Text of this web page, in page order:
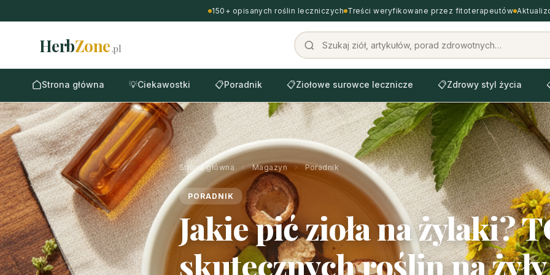
150+ opisanych roślin leczniczych Treści weryfikowane przez fitoterapeutów
HerbZone.pl
Strona główna 💡Ciekawostki 📋Poradnik 📋Ziołowe surowce lecznicze 📋Zdrowy styl życia
Strona główna › Magazyn › Poradnik
PORADNIK
Jakie pić zioła na żylaki?
skutecznych roślin na żyły